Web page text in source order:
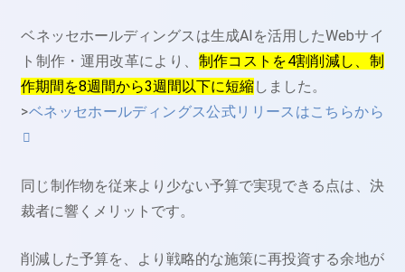
ベネッセホールディングスは生成AIを活用したWebサイ
ト制作・運用改革により、 制作コストを4割削減し、制
作期間を8週間から3週間以下に短縮しました。
>ベネッセホールディングス公式リリースはこちらから
同じ制作物を従来より少ない予算で実現できる点は、決
裁者に響くメリットです。
削減した予算を、より戦略的な施策に再投資する余地が